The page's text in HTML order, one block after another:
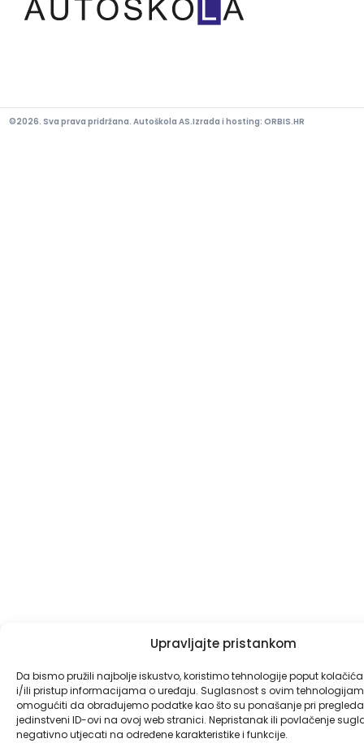
Upravljajte pristankom
Da bismo pružili najbolje iskustvo, koristimo tehnologije poput
i/ili pristup informacijama o uređaju. Suglasnost s ovim
omogućiti da obrađujemo podatke kao što su ponašanje pri
jedinstveni ID-ovi na ovoj web stranici. Nepristanak ili povlačenje
negativno utjecati na određene karakteristike i funkcije.
©2026. Sva prava pridržana. Autoškola AS.Izrada i hosting: ORBIS.HR